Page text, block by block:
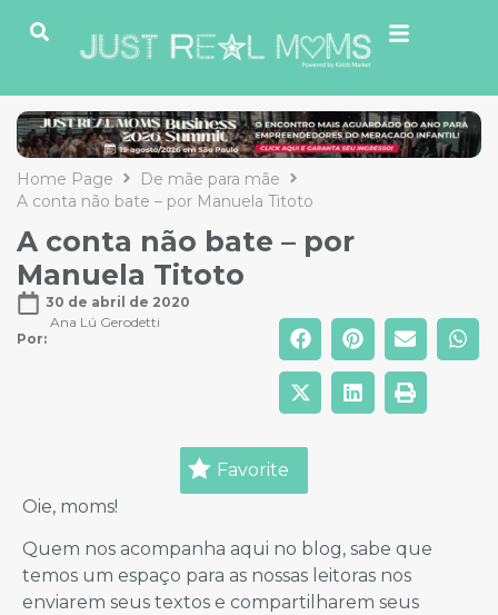
Home Page
De mãe para mãe
A conta não bate – por Manuela Titoto
A conta não bate – por
Manuela Titoto
30 de abril de 2020
Por:
Ana Lú Gerodetti
Favorite
Oie, moms!
Quem nos acompanha aqui no blog, sabe que
temos um espaço para as nossas leitoras nos
enviarem seus textos e compartilharem seus